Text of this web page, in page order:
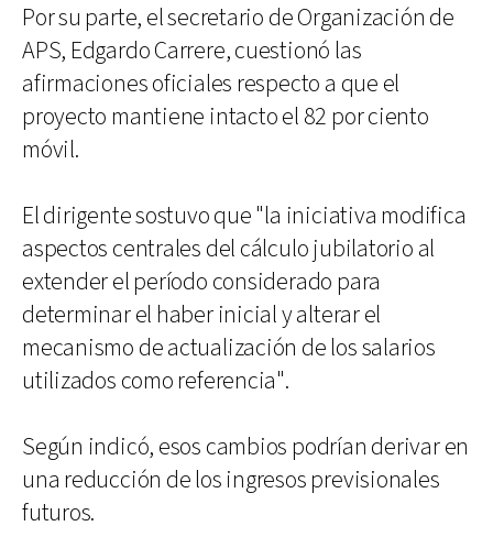
Por su parte, el secretario de Organización de
APS, Edgardo Carrere, cuestionó las
afirmaciones oficiales respecto a que el
proyecto mantiene intacto el 82 por ciento
móvil.
El dirigente sostuvo que "la iniciativa modifica
aspectos centrales del cálculo jubilatorio al
extender el período considerado para
determinar el haber inicial y alterar el
mecanismo de actualización de los salarios
utilizados como referencia".
Según indicó, esos cambios podrían derivar en
una reducción de los ingresos previsionales
futuros.